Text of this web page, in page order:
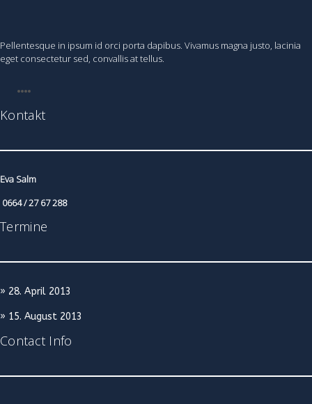
Pellentesque in ipsum id orci porta dapibus. Vivamus magna justo, lacinia
eget consectetur sed, convallis at tellus.
Kontakt
Eva Salm
0664 / 27 67 288
Termine
» 28. April 2013
» 15. August 2013
Contact Info